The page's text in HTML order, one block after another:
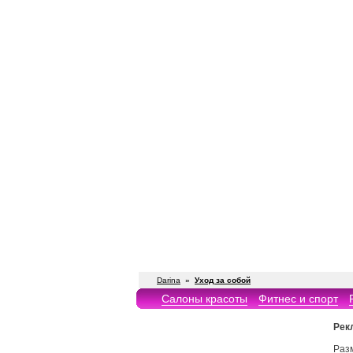
Darina » Уход за собой
Салоны красоты Фитнес и спорт